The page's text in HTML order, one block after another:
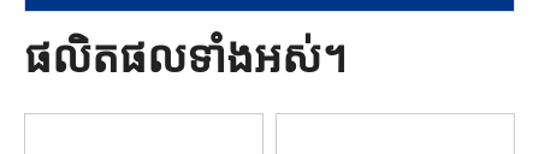
ផលិតផលទាំងអស់។